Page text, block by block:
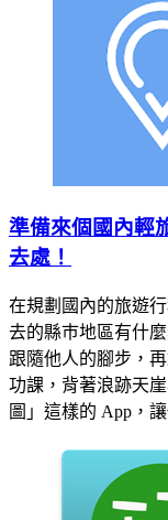
準備來個國內輕
去處！
在規劃國內的旅遊
去的縣巿地區有什
跟隨他人的腳步，
功課，背著浪跡天
圖」這樣的 App，